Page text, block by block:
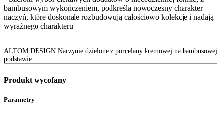
bambusowym wykończeniem, podkreśla nowoczesny charakter
naczyń, które doskonale rozbudowują całościowo kolekcje i nadają
wyraźnego charakteru
ALTOM DESIGN Naczynie dzielone z porcelany kremowej na bambusowej
podstawie
Produkt wycofany
Parametry